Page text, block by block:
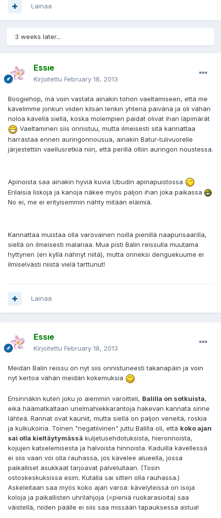
Lainaa
3 weeks later...
Essıe
Kirjoitettu February 18, 2013
Boogiehop, mä voin vastata ainakin tohon vaeltamiseen, että me
kävelimme jonkun viiden kilsan lenkin yhtenä päivänä ja oli vähän
noloa kävellä siellä, koska molempien paidat olivat ihan läpimärät
Vaeltaminen siis onnistuu, mutta ilmeisesti sitä kannattaa
harrastaa ennen auringonnousua, ainakin Batur-tulivuorelle
järjestettiin vaellusretkiä niin, että perillä oltiin auringon noustessa.
Apinoista saa ainakin hyviä kuvia Ubudin apinapuistossa
Erilaisia liskoja ja kanoja näkee myös paljon ihan joka paikassa
No ei, me ei erityisemmin nähty mitään eläimiä.
Kannattaa muistaa olla varovainen noilla pienillä naapurisaarilla,
siellä on ilmeisesti malariaa. Mua pisti Balin reissulla muutama
hyttynen (en kyllä nähnyt niitä), mutta onneksi denguekuume ei
ilmiselvästi niistä vielä tarttunut!
Lainaa
Essıe
Kirjoitettu February 18, 2013
Meidän Balin reissu on nyt siis onnistuneesti takanapäin ja voin
nyt kertoa vähän meidän kokemuksia
Ensinnäkin kuten joku jo aiemmin varoitteli, Balilla on sotkuista,
eikä häämatkaltaan unelmahiekkarantoja hakevan kannata sinne
lähteä. Rannat ovat kauniit, mutta siellä on paljon veneitä, roskia
ja kulkukoiria. Toinen "negatiivinen" juttu Balilla oli, että koko ajan
sai olla kieltäytymässä kuljetusehdotuksista, hieronnoista,
kojujen katselemisesta ja halvoista hinnoista. Kaduilla kävellessä
ei siis vaan voi olla rauhassa, jos kävelee alueella, jossa
paikalliset asukkaat tarjoavat palveluitaan. (Tosin
ostoskeskuksissa esim. Kutalla sai sitten olla rauhassa.)
Askeleitaan saa myös koko ajan varoa: kävelyteissä on isoja
koloja ja paikallisten uhrilahjoja (=pieniä ruokarasioita) saa
väistellä, niiden päälle ei siis saa missään tapauksessa astua!